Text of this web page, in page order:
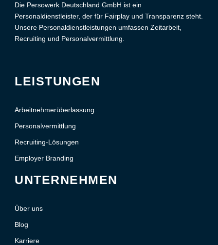
Die Persowerk Deutschland GmbH ist ein
Personaldienstleister, der für Fairplay und Transparenz steht.
Unsere Personaldienstleistungen umfassen Zeitarbeit,
Recruiting und Personalvermittlung.
LEISTUNGEN
Arbeitnehmerüberlassung
Personalvermittlung
Recruiting-Lösungen
Employer Branding
UNTERNEHMEN
Über uns
Blog
Karriere